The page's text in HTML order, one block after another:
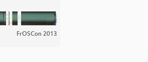
FrOSCon 2013